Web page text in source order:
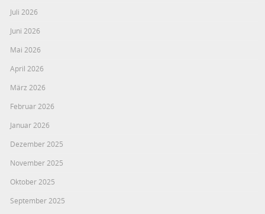
Juli 2026
Juni 2026
Mai 2026
April 2026
März 2026
Februar 2026
Januar 2026
Dezember 2025
November 2025
Oktober 2025
September 2025